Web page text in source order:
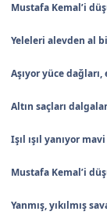
Mustafa Kemal’i
Yeleleri alevden al
Aşıyor yüce
Altın saçları
Işıl ışıl yanıyor
Mustafa Kemal’i
Yanmış, yıkılmış